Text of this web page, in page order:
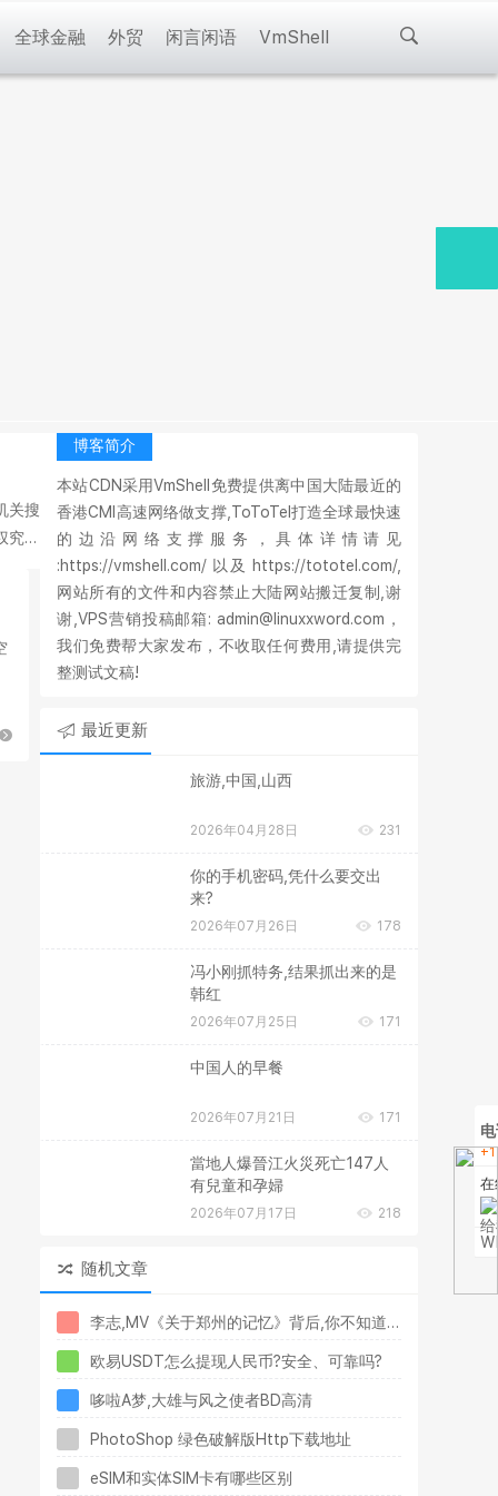
全球金融 外贸 闲言闲语 VmShell
关搜
究竟
博客简介
本站CDN采用VmShell免费提供离中国大陆最近的
香港CMI高速网络做支撑,ToToTel打造全球最快速
的边沿网络支撑服务，具体详情请见
:https://vmshell.com/ 以及 https://tototel.com/,
网站所有的文件和内容禁止大陆网站搬迁复制,谢
谢,VPS营销投稿邮箱: admin@linuxxword.com，
我们免费帮大家发布，不收取任何费用,请提供完
整测试文稿!
最近更新
旅游,中国,山西
2026年04月28日 231
你的手机密码,凭什么要交出
来?
2026年07月26日 178
冯小刚抓特务,结果抓出来的是
韩红
2026年07月25日 171
中国人的早餐
2026年07月21日 171
當地人爆晉江火災死亡147人
有兒童和孕婦
2026年07月17日 218
随机文章
李志,MV《关于郑州的记忆》背后,你不知道的悲伤往事…吉隆坡演唱会
欧易USDT怎么提现人民币?安全、可靠吗?
哆啦A梦,大雄与风之使者BD高清
PhotoShop 绿色破解版Http下载地址
eSIM和实体SIM卡有哪些区别
在